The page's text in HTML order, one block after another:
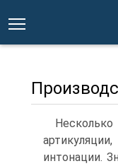
интонации.